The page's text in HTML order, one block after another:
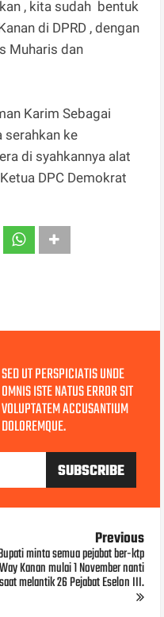
, kita sudah bentuk
di DPRD , dengan
Muharis dan
Karim Sebagai
serahkan ke
di syahkannya alat
DPC Demokrat
SED UT PERSPICIATIS UNDE
OMNIS ISTE NATUS ERROR SIT
VOLUPTATEM ACCUSANTIUM
DOLOREMQUE.
Previous
minta semua pejabat ber-ktp
Way Kanan mulai 1 November nanti
saat melantik 26 Pejabat Eselon III.